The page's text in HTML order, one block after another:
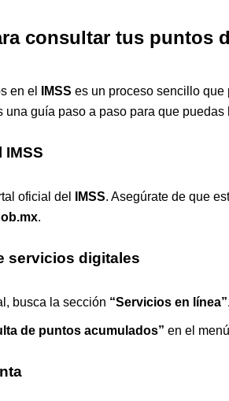
consultar tus puntos
en el IMSS es un proceso sencillo
una guía paso a paso para que
IMSS
oficial del IMSS. Asegúrate de que
.
servicios digitales
busca la sección “Servicios en línea”.
de puntos acumulados” en el